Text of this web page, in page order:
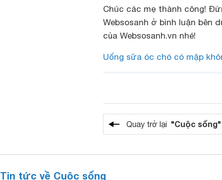
Chúc các mẹ thành công!
Websosanh ở bình luận bên
của Websosanh.vn nhé!
Uống sữa óc chó có mập
Quay trở lại "Cuộc sống"
Tin tức về Cuộc sống